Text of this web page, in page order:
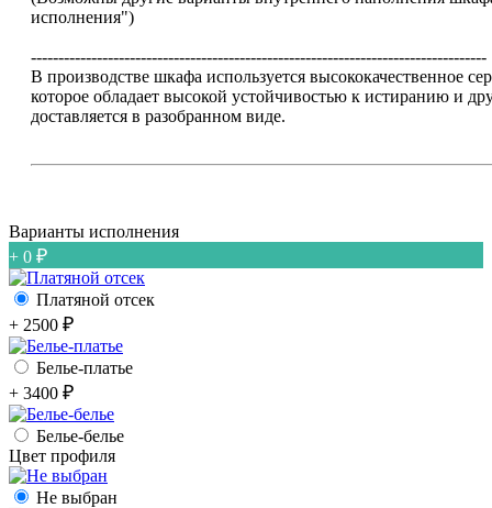
исполнения")
-----------------------------------------------------------------------------------
В производстве шкафа используется
которое обладает высокой устойчивостью к истиранию и
доставляется в разобранном виде.
Варианты исполнения
+ 0
Платяной отсек
+ 2500
Белье-платье
+ 3400
Белье-белье
Цвет профиля
Не выбран